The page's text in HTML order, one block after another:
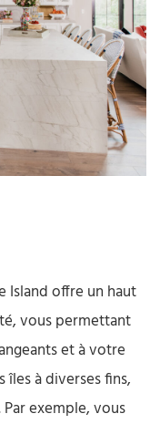
Island offre un haut
vous permettant
et à votre
à diverses fins,
exemple, vous